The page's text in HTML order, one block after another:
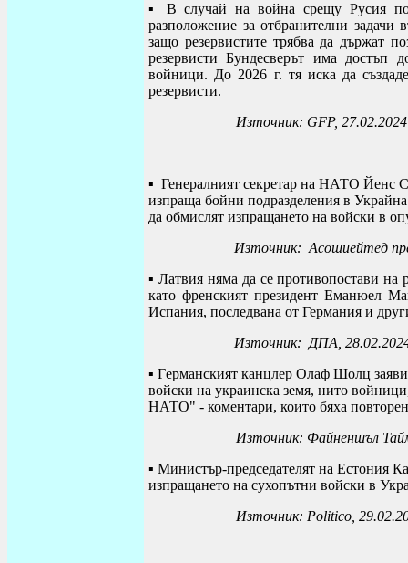
▪ В случай на война срещу Русия
разположение за отбранителни
защо резервистите трябва да държат
резервисти Бундесверът има достъп
войници. До 2026 г. тя иска да
резервисти.
Източник: GFP, 27.02.2024
▪ Генералният секретар на НАТО Йенс
изпраща бойни подразделения в
да обмислят изпращането на войски в
Източник: Асошиейтед
▪Латвия няма да се противопостави на
като френският президент Еманюел
Испания, последвана от Германия и
Източник: ДПА,
▪ Германският канцлер Олаф Шолц
войски на украинска земя, нито
НАТО" - коментари, които бяха
Източник: Файненшъл
▪ Министър-председателят на Естония
изпращането на сухопътни войски в
Източник: Politico,